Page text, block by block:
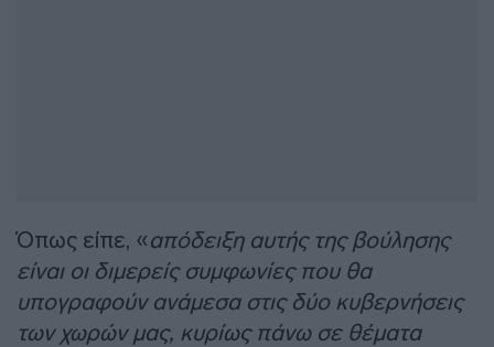
Όπως είπε, «απόδειξη αυτής της βούλησης
είναι οι διμερείς συμφωνίες που θα
υπογραφούν ανάμεσα στις δύο κυβερνήσεις
των χωρών μας, κυρίως πάνω σε θέματα